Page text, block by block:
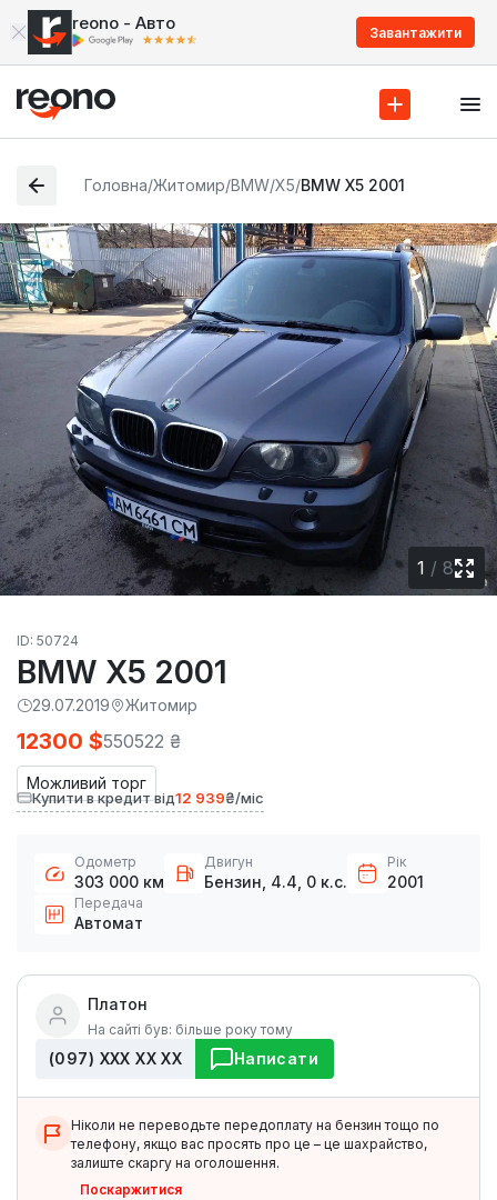
reono - Авто Завантажити
Головна/Житомир/BMW/X5/BMW X5 2001
1 / 8
ID: 50724
BMW X5 2001
29.07.2019 Житомир
Можливий торг
12300 $550522 ₴
Купити в кредит від12 939₴/міс
Одометр
303 000 км
Двигун
Бензин, 4.4, 0 к.с.
Рік
2001
Передача
Автомат
Платон
На сайті був: більше року тому
(097) ХХХ ХХ ХХ Написати
Ніколи не переводьте передоплату на бензин тощо по
телефону, якщо вас просять про це – це шахрайство,
залиште скаргу на оголошення.
Поскаржитися